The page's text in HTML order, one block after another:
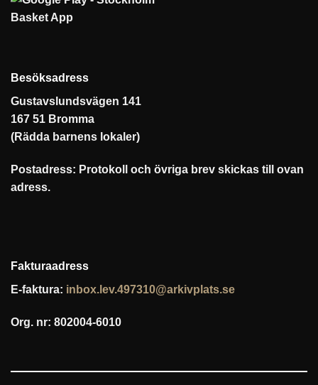
Besöksadress
Gustavslundsvägen 141
167 51 Bromma
(Rädda barnens lokaler)
Postadress: Protokoll och övriga brev skickas till ovan
adress.
Fakturaadress
E-faktura: inbox.lev.497310@arkivplats.se
Org. nr: 802004-6010